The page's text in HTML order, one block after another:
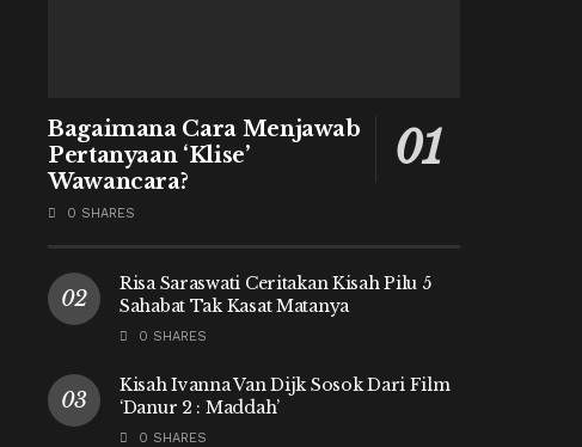
Bagaimana Cara Menjawab
Pertanyaan ‘Klise’
Wawancara?
0 SHARES
Risa Saraswati Ceritakan Kisah Pilu 5
Sahabat Tak Kasat Matanya
0 SHARES
Kisah Ivanna Van Dijk Sosok Dari Film
‘Danur 2 : Maddah’
0 SHARES